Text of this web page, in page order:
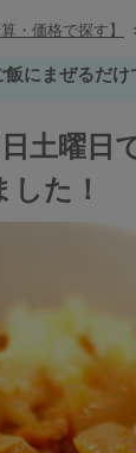
算・価格で探す】
飯にまぜるだ
土曜日
た！